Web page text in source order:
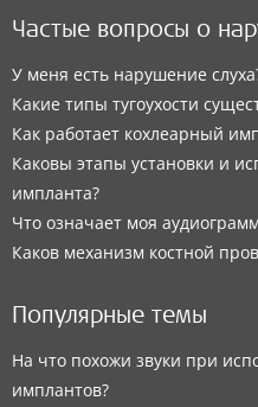
Частые вопросы о
У меня есть нарушение
Какие типы тугоухости
Как работает кохлеарный
Каковы этапы установки и
импланта?
Что означает моя
Каков механизм костной
Популярные темы
На что похожи звуки при
имплантов?